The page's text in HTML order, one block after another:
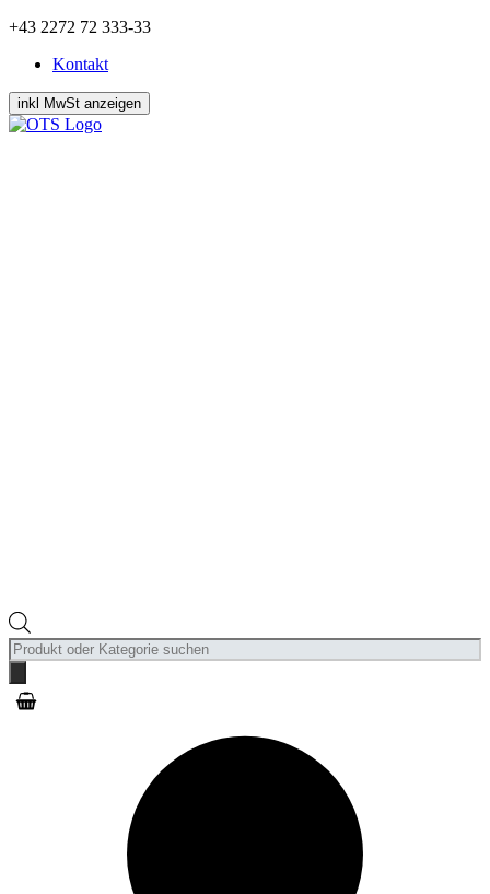
Zum
springen
+43 2272 72 333-33
Kontakt
Products
search